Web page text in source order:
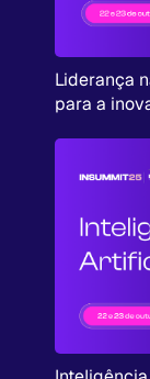
Liderança
para a